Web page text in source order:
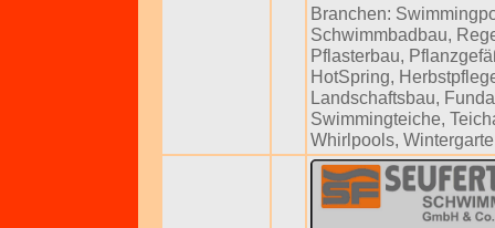
Branchen:
Schwimmbadbau,
Pflasterbau,
HotSpring,
Landschaftsbau,
Swimmingteiche,
Whirlpools,